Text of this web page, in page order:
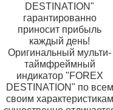
DESTINATION"
гарантированно
приносит прибыль
каждый день!
Оригинальный мульти-
таймфреймный
индикатор "FOREX
DESTINATION" по всем
своим характеристикам